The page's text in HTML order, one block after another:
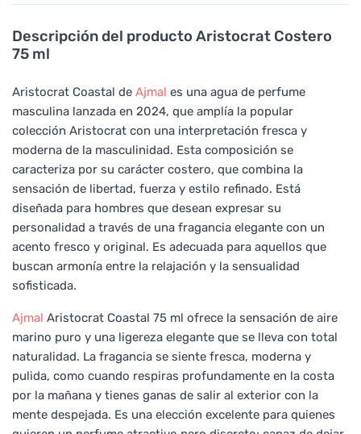
Descripción del producto Aristocrat Costero
75 ml
Aristocrat Coastal de Ajmal es una agua de perfume
masculina lanzada en 2024, que amplía la popular
colección Aristocrat con una interpretación fresca y
moderna de la masculinidad. Esta composición se
caracteriza por su carácter costero, que combina la
sensación de libertad, fuerza y estilo refinado. Está
diseñada para hombres que desean expresar su
personalidad a través de una fragancia elegante con un
acento fresco y original. Es adecuada para aquellos que
buscan armonía entre la relajación y la sensualidad
sofisticada.
Ajmal Aristocrat Coastal 75 ml ofrece la sensación de aire
marino puro y una ligereza elegante que se lleva con total
naturalidad. La fragancia se siente fresca, moderna y
pulida, como cuando respiras profundamente en la costa
por la mañana y tienes ganas de salir al exterior con la
mente despejada. Es una elección excelente para quienes